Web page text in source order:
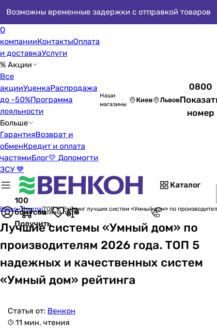
Возможны временные задержки с отправкой товаров
О
компанииКонтактыОплата
и доставкаУслуги
% Акции
Все
акцииУценкаРаспродажа
до -50%Программа
лояльности
Больше
ГарантияВозврат и
обменКредит и оплата
частямиБлог💛 Допомогти
ЗСУ 💙
Наши
магазины
Киев Львов
0800
номер
Каталог
100
бонусов
Получить
Корзина пуста
Венкон JournalТОП 5: Рейтинг лучших систем «Умный дом» по
Лучшие системы «Умный дом» по
производителям 2026 года. ТОП 5
надежных и качественных систем
«Умный дом» рейтинга
Статья от: Венкон
11 мин. чтения